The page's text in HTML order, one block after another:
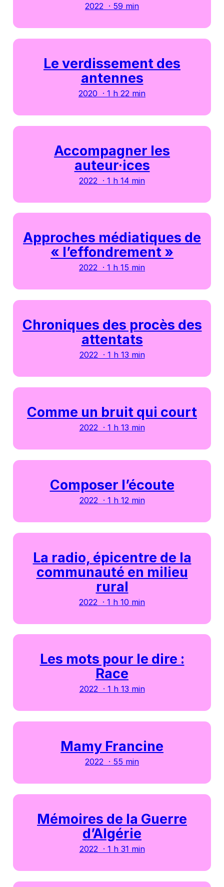
2022 · 59 min
Le verdissement des
antennes
2020 · 1 h 22 min
Accompagner les
auteur·ices
2022 · 1 h 14 min
Approches médiatiques de
« l’effondrement »
2022 · 1 h 15 min
Chroniques des procès des
attentats
2022 · 1 h 13 min
Comme un bruit qui court
2022 · 1 h 13 min
Composer l’écoute
2022 · 1 h 12 min
La radio, épicentre de la
communauté en milieu
rural
2022 · 1 h 10 min
Les mots pour le dire :
Race
2022 · 1 h 13 min
Mamy Francine
2022 · 55 min
Mémoires de la Guerre
d’Algérie
2022 · 1 h 31 min